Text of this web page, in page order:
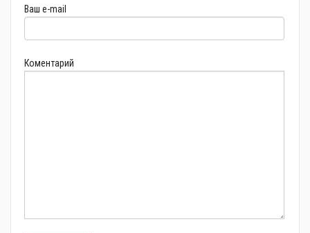
Ваш e-mail
Коментарий